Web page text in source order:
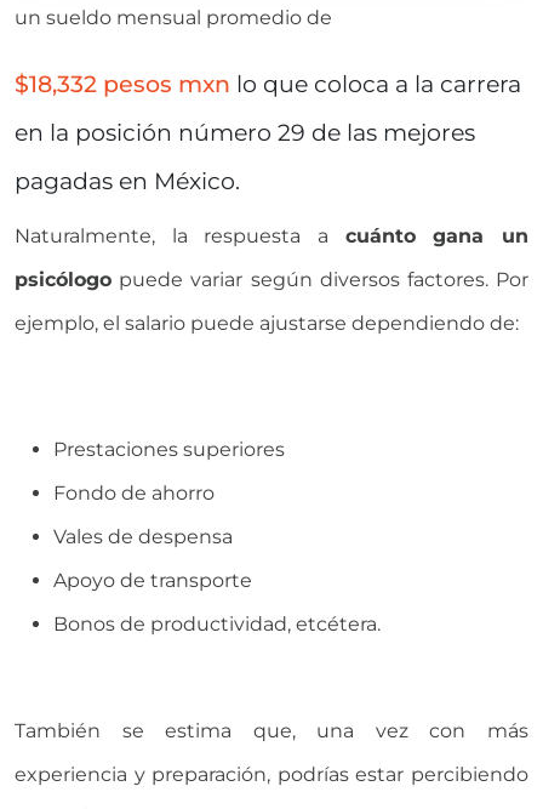
un sueldo mensual promedio de
$18,332 pesos mxn lo que coloca a la carrera
en la posición número 29 de las mejores
pagadas en México.
Naturalmente, la respuesta a cuánto gana un
psicólogo puede variar según diversos factores. Por
ejemplo, el salario puede ajustarse dependiendo de:
Prestaciones superiores
Fondo de ahorro
Vales de despensa
Apoyo de transporte
Bonos de productividad, etcétera.
También se estima que, una vez con más
experiencia y preparación, podrías estar percibiendo